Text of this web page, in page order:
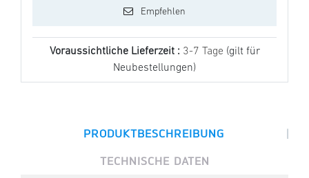
Empfehlen
Voraussichtliche Lieferzeit : 3-7 Tage (gilt für
Neubestellungen)
PRODUKTBESCHREIBUNG |
TECHNISCHE DATEN